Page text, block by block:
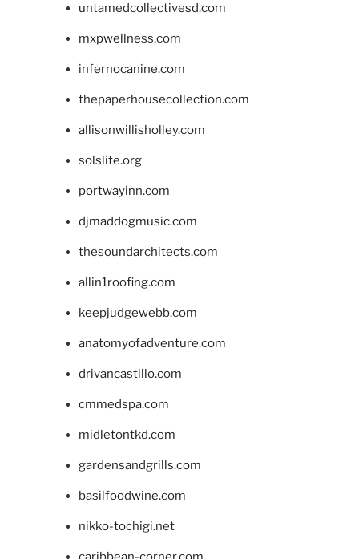
untamedcollectivesd.com
mxpwellness.com
infernocanine.com
thepaperhousecollection.com
allisonwillisholley.com
solslite.org
portwayinn.com
djmaddogmusic.com
thesoundarchitects.com
allin1roofing.com
keepjudgewebb.com
anatomyofadventure.com
drivancastillo.com
cmmedspa.com
midletontkd.com
gardensandgrills.com
basilfoodwine.com
nikko-tochigi.net